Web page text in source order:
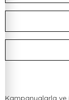
Kampanyalarla ve